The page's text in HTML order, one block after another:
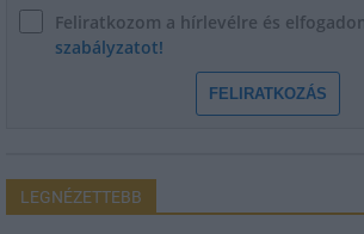
Feliratkozom a hírlevélre és
szabályzatot!
FELIRATKOZÁS
LEGNÉZETTEBB